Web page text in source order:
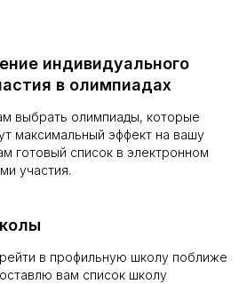
индивидуального
в олимпиадах
выбрать олимпиады, которые
максимальный эффект на вашу
готовый список в электронном
участия.
в профильную школу поближе
вам список школу